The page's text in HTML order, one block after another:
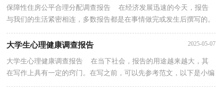
保障性住房公平合理分配调查报告 在经济发展迅速的今天，报告
与我们的生活紧密相连，多数报告都是在事情做完或发生后撰写的。
一听到写报告马上头昏脑涨？以下是小编为大家收集...
大学生心理健康调查报告 2025-05-07
大学生心理健康调查报告 在当下社会，报告的用途越来越大，其
在写作上具有一定的窍门。在写之前，可以先参考范文，以下是小编